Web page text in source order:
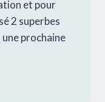
et pour
2 superbes
prochaine